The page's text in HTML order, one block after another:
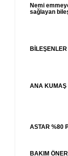
Nemi
sağlayan
ANA KUMAŞ
ASTAR %80
BAKIM